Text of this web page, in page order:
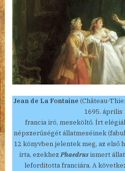
Jean de La Fontaine (Château-
1695. április
francia író, meseköltő. Írt
népszerűségét állatmeséinek
12 könyvben jelentek meg, az első
írta, ezekhezPhaedrusismert
lefordította franciára. A